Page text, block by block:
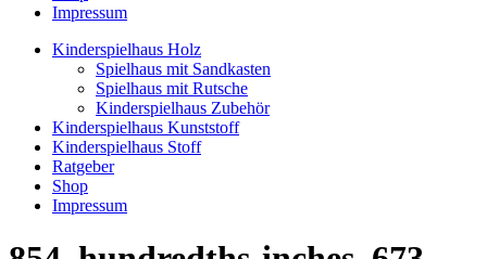
Impressum
Kinderspielhaus Holz
Spielhaus mit Sandkasten
Spielhaus mit Rutsche
Kinderspielhaus Zubehör
Kinderspielhaus Kunststoff
Kinderspielhaus Stoff
Ratgeber
Shop
Impressum